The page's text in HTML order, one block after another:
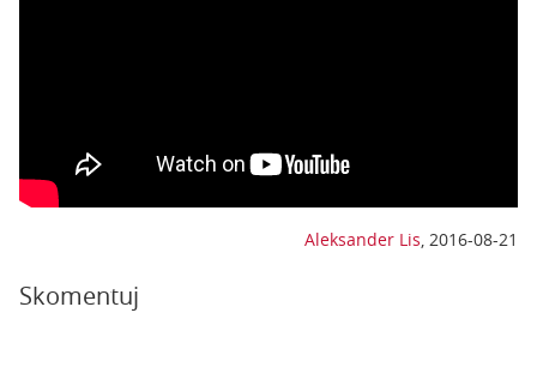
Aleksander Lis, 2016-08-21
Skomentuj